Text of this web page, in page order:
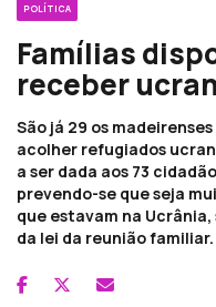
POLÍTICA
Famílias
receber
São já 29 os
acolher refugiados
a ser dada aos 73
prevendo-se que seja
que estavam na
da lei da reunião familiar.